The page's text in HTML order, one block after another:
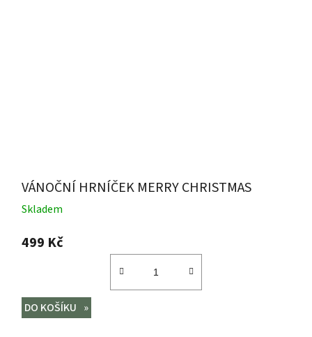
VÁNOČNÍ HRNÍČEK MERRY CHRISTMAS
Skladem
499 Kč
DO KOŠÍKU